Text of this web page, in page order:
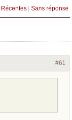
Récentes Sans réponse
#61